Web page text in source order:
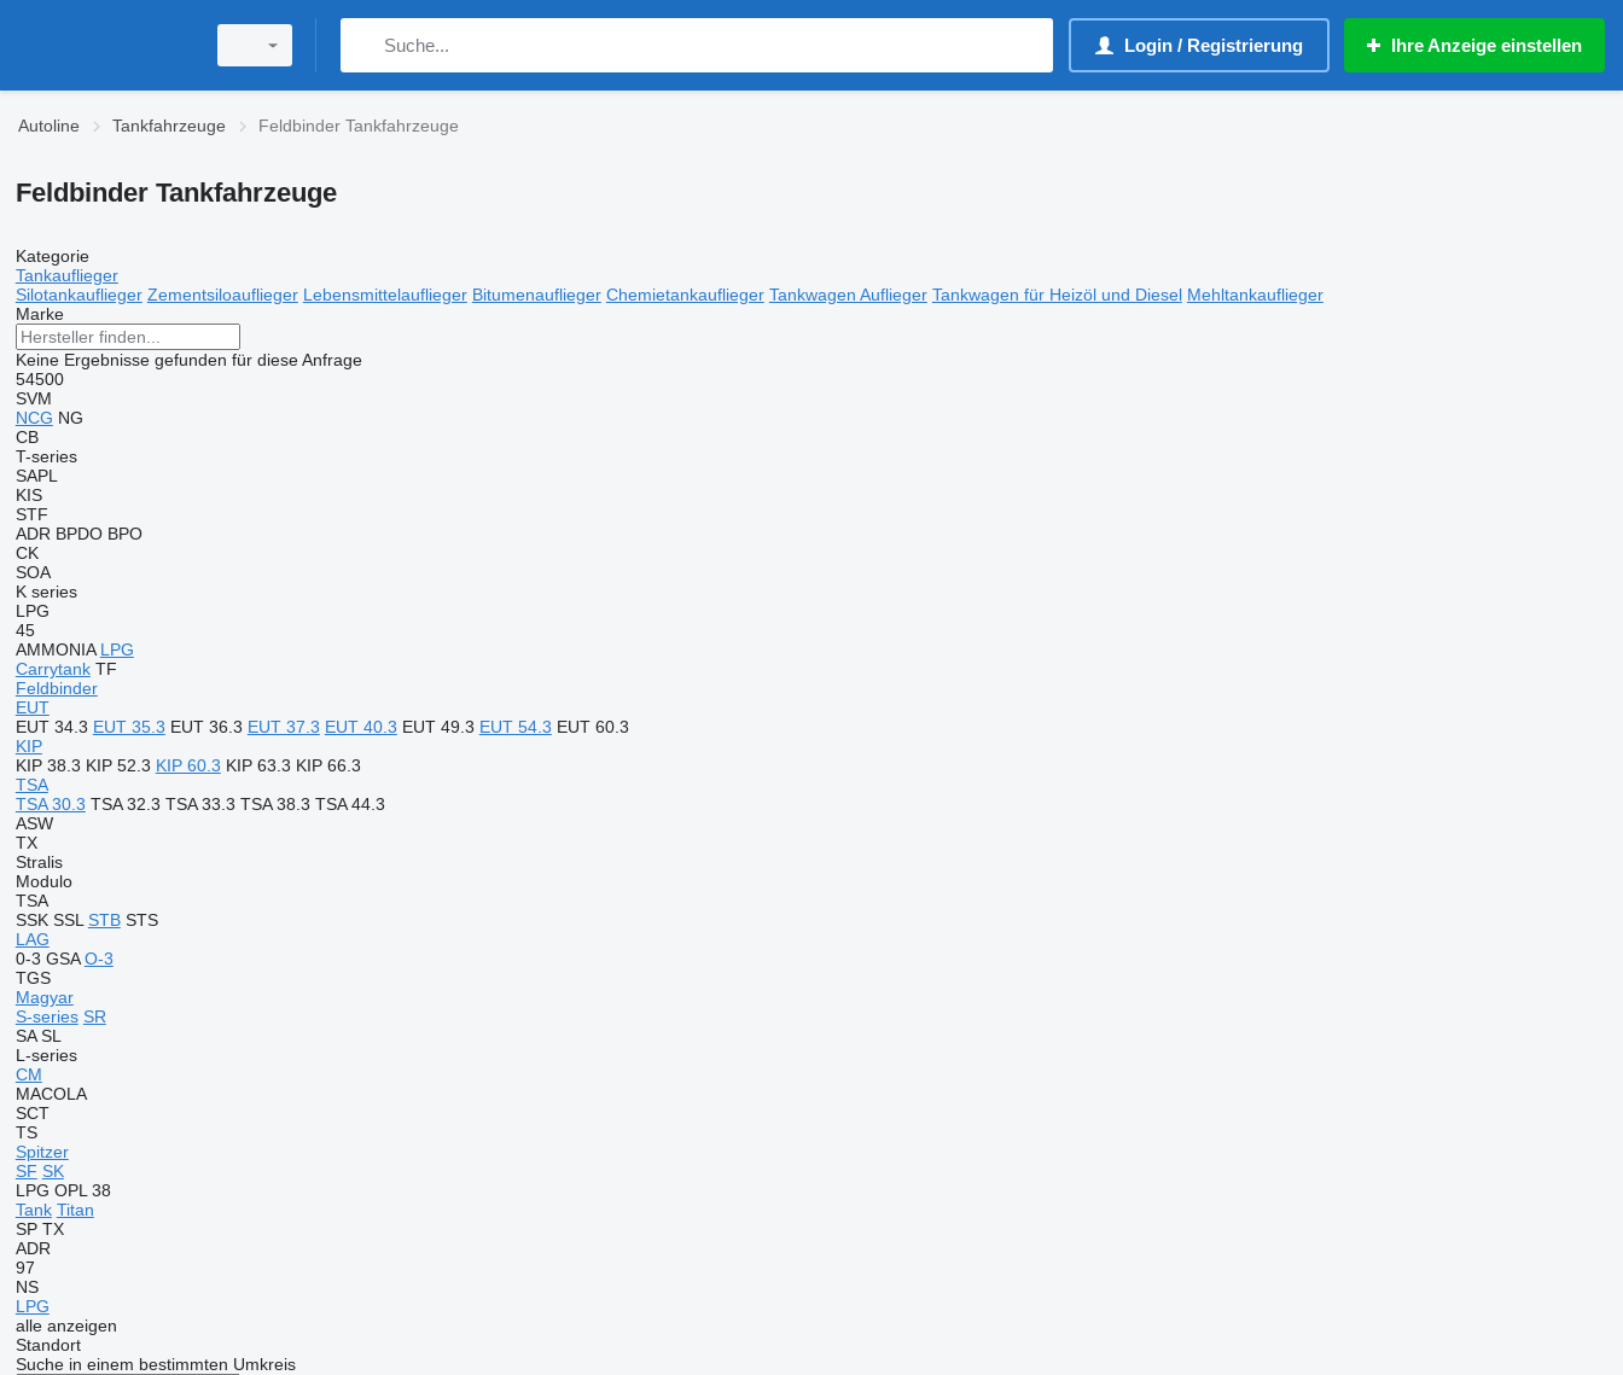
Login / Registrierung Ihre Anzeige einstellen
Autoline Tankfahrzeuge Feldbinder Tankfahrzeuge
Feldbinder Tankfahrzeuge
Kategorie
Tankauflieger
Silotankauflieger Zementsiloauflieger Lebensmittelauflieger Bitumenauflieger Chemietankauflieger Tankwagen Auflieger Tankwagen für Heizöl und Diesel Mehltankauflieger
Marke
Keine Ergebnisse gefunden für diese Anfrage
54500
SVM
NCG NG
CB
T-series
SAPL
KIS
STF
ADR BPDO BPO
CK
SOA
K series
LPG
45
AMMONIA LPG
Carrytank TF
Feldbinder
EUT
EUT 34.3 EUT 35.3 EUT 36.3 EUT 37.3 EUT 40.3 EUT 49.3 EUT 54.3 EUT 60.3
KIP
KIP 38.3 KIP 52.3 KIP 60.3 KIP 63.3 KIP 66.3
TSA
TSA 30.3 TSA 32.3 TSA 33.3 TSA 38.3 TSA 44.3
ASW
TX
Stralis
Modulo
TSA
SSK SSL STB STS
LAG
0-3 GSA O-3
TGS
Magyar
S-series SR
SA SL
L-series
CM
MACOLA
SCT
TS
Spitzer
SF SK
LPG OPL 38
Tank Titan
SP TX
ADR
97
NS
LPG
alle anzeigen
Standort
Suche in einem bestimmten Umkreis